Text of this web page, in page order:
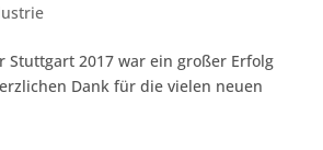
Stuttgart 2017 war ein großer Erfolg
Dank für die vielen neuen